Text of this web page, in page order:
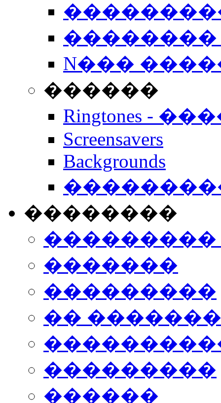
��������
N���
������
Ringtones -
Screensavers
Backgrounds
��������
���������
�������
���������
��
���������
������